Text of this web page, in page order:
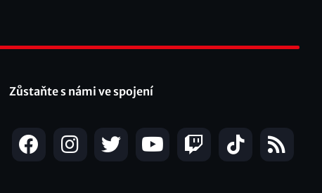
Zůstaňte s námi ve spojení